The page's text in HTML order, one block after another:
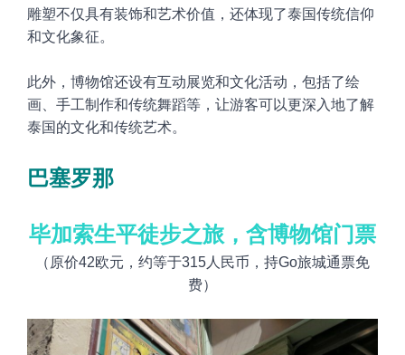
雕塑不仅具有装饰和艺术价值，还体现了泰国传统信仰
和文化象征。
此外，博物馆还设有互动展览和文化活动，包括了绘
画、手工制作和传统舞蹈等，让游客可以更深入地了解
泰国的文化和传统艺术。
巴塞罗那
毕加索生平徒步之旅，含博物馆门票
（原价42欧元 ，约等于315 人民币，持Go旅城通票免
费）